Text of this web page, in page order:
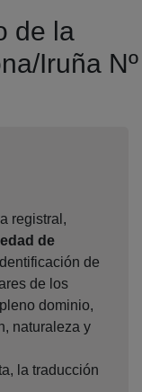
de la
Iruña Nº
registral,
de
de
de los
dominio,
naturaleza y
la traducción